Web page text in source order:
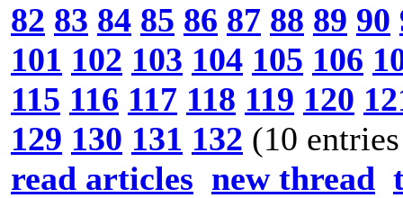
82 83 84 85 86 87 88 89 90
101 102 103 104 105 106
115 116 117 118 119 120
129 130 131 132 (10
read articles new thread